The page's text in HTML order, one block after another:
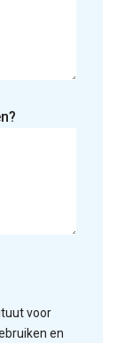
voor
en